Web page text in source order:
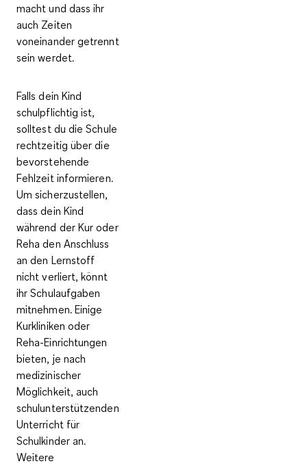
macht und dass ihr
auch Zeiten
voneinander getrennt
sein werdet.
Falls dein Kind
schulpflichtig ist,
solltest du dieSchule
rechtzeitig über die
bevorstehende
Fehlzeit informieren.
Um sicherzustellen,
dass dein Kind
während der Kur oder
Reha den Anschluss
an den Lernstoff
nicht verliert, könnt
ihr Schulaufgaben
mitnehmen. Einige
Kurkliniken oder
Reha-Einrichtungen
bieten, je nach
medizinischer
Möglichkeit, auch
schulunterstützenden
Unterricht für
Schulkinder an.
Weitere